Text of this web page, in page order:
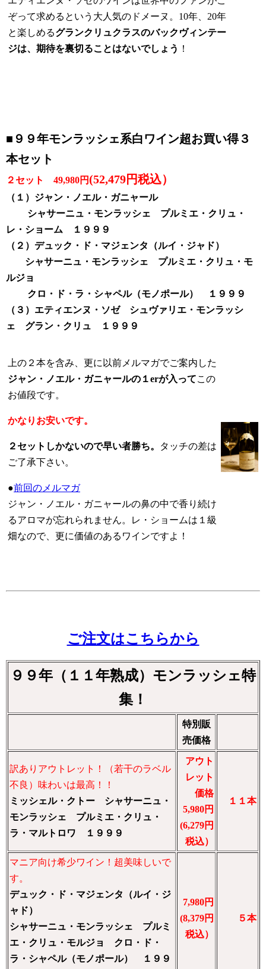
ぞって求めるという大人気のドメーヌ。10年、20年
と楽しめるグランクリュクラスのバックヴィンテー
ジは、期待を裏切ることはないでしょう ！
■９９年モンラッシェ系白ワイン超お買い得３
本セット
２セット 49,980円(52,479円税込）
（１）ジャン・ノエル・ガニャール
シャサーニュ・モンラッシェ プルミエ・クリュ・
レ・ショーム １９９９
（２）デュック・ド・マジェンタ（ルイ・ジャド）
シャサーニュ・モンラッシェ プルミエ・クリュ・モ
ルジョ
クロ・ド・ラ・シャペル（モノポール） １９９９
（３）エティエンヌ・ソゼ シュヴァリエ・モンラッシ
ェ グラン・クリュ １９９９
上の２本を含み、更に以前メルマガでご案内した
ジャン・ノエル・ガニャールの１erが入ってこの
お値段です。
かなりお安いです。
２セットしかないので早い者勝ち。
タッチの差は
ご了承下さい。
●前回のメルマガ
ジャン・ノエル・ガニャールの鼻の中で香り続け
るアロマが忘れられません。レ・ショームは１級
畑なので、更に価値のあるワインですよ！
ご注文はこちらから
９９年（１１年熟成）モンラッシェ特
集！
特別販
売価格
訳ありアウトレット！（若干のラベル
不良）味わいは最高！！
ミッシェル・クトー シャサーニュ・
モンラッシェ プルミエ・クリュ・
ラ・マルトロワ １９９９
アウト
レット
価格
5,980円
(6,279円
税込）
１１本
マニア向け希少ワイン！超美味しいで
す。
デュック・ド・マジェンタ（ルイ・ジ
ャド）
シャサーニュ・モンラッシェ プルミ
エ・クリュ・モルジョ クロ・ド・
ラ・シャペル（モノポール） １９９
7,980円
(8,379円
税込）
５本